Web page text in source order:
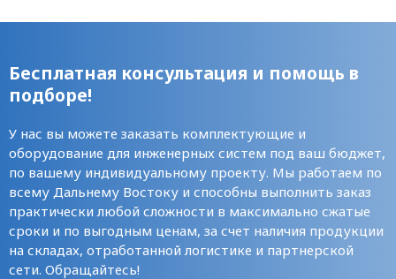
Бесплатная консультация и помощь в
подборе!
У нас вы можете заказать комплектующие и
оборудование для инженерных систем под ваш бюджет,
по вашему индивидуальному проекту. Мы работаем по
всему Дальнему Востоку и способны выполнить заказ
практически любой сложности в максимально сжатые
сроки и по выгодным ценам, за счет наличия продукции
на складах, отработанной логистике и партнерской
сети. Обращайтесь!